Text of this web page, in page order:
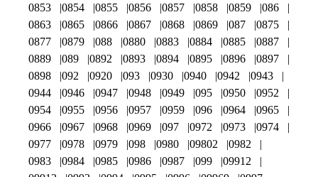
0853
0854 0855 0856 0857 0858 0859
086
0863
0865 0866 0867 0868 0869 087
0875
0877
0879 088 0880 0883 0884 0885
0887
0889
089 0892 0893 0894 0895 0896
0897
0898
092 0920 093 0930 0940 0942
0943
0944
0946 0947 0948 0949 095 0950
0952
0954
0955 0956 0957 0959 096 0964
0965
0966
0967 0968 0969 097 0972 0973
0974
0977
0978 0979 098 0980 09802
0982
0983
0984 0985 0986 0987 099
09912